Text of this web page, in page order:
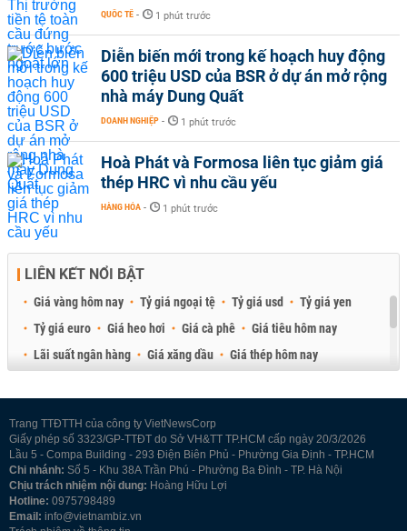
QUỐC TẾ - 1 phút trước
Diễn biến mới trong kế hoạch huy động
600 triệu USD của BSR ở dự án mở rộng
nhà máy Dung Quất
DOANH NGHIỆP - 1 phút trước
Hoà Phát và Formosa liên tục giảm giá
thép HRC vì nhu cầu yếu
HÀNG HÓA - 1 phút trước
LIÊN KẾT NỔI BẬT
Giá vàng hôm nay Tỷ giá ngoại tệ Tỷ giá usd
Tỷ giá yen
Tỷ giá euro
Giá heo hơi Giá cà phê
Giá tiêu hôm nay
Lãi suất ngân hàng
Giá xăng dầu
Giá thép hôm nay
Trang TTĐTTH của công ty VietNewsCorp
Giấy phép số 3323/GP-TTĐT do Sở VH&TT TP.HCM cấp ngày 20/3/2026
Lầu 5 - Compa Building - 293 Điện Biên Phủ - Phường Gia Định - TP.HCM
Chi nhánh: Số 5 - Khu 38A Trần Phú - Phường Ba Đình - TP. Hà Nội
Chịu trách nhiệm nội dung: Hoàng Hữu Lợi
Hotline: 0975798489
Email: info@vietnambiz.vn